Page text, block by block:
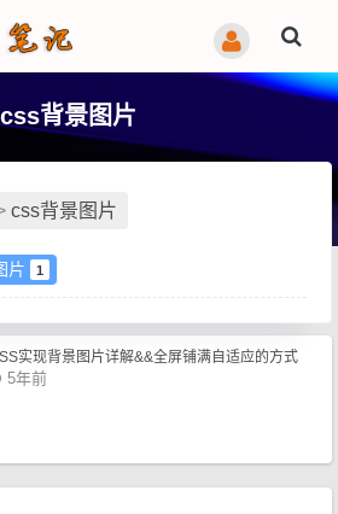
css背景图片
css背景图片
片 1
实现背景图片详解&&全屏铺满自适应的方式
5年前